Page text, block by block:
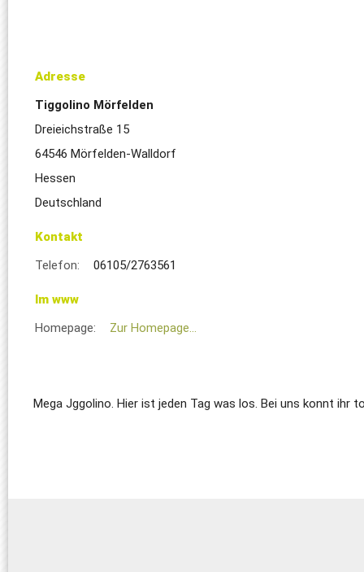
Adresse
Tiggolino Mörfelden
Dreieichstraße 15
64546 Mörfelden-Walldorf
Hessen
Deutschland
Kontakt
Telefon:
06105/2763561
Im www
Homepage:
Zur Homepage...
Mega Jggolino. Hier ist jeden Tag was los. Bei uns konnt ihr